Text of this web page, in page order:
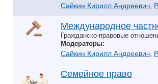
Сайкин Кирилл Андреевич
Международное
Гражданско-правовые
Модераторы:
Сайкин Кирилл Андреевич
Семейное право